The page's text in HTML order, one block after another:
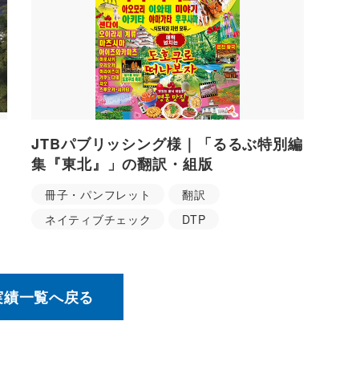
JTBパブリッシング様｜「るるぶ特別編
集『東北』」の翻訳・組版
冊子・パンフレット
翻訳
ネイティブチェック
DTP
一覧へ戻る